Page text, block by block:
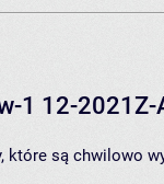
1 12-2021Z-
są chwilowo